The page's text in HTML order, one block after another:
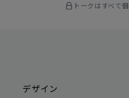
トークはすべて
デザイン